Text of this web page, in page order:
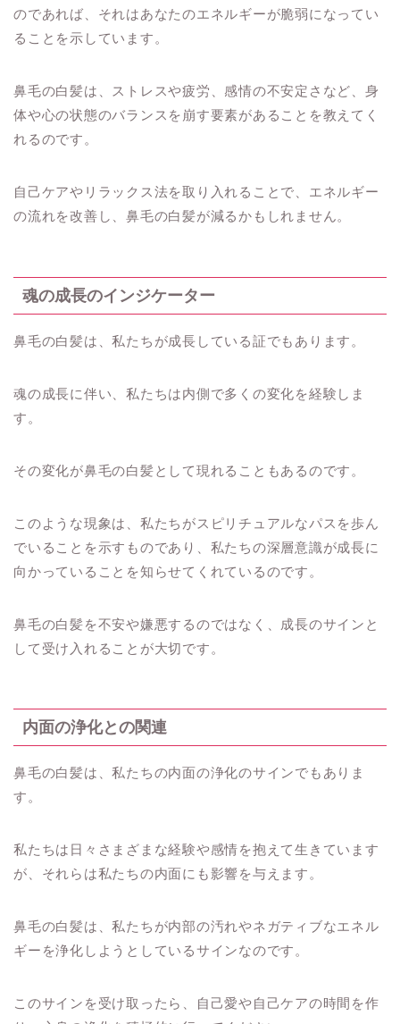
のであれば、それはあなたのエネルギーが脆弱になってい
ることを示しています。
鼻毛の白髪は、ストレスや疲労、感情の不安定さなど、身
体や心の状態のバランスを崩す要素があることを教えてく
れるのです。
自己ケアやリラックス法を取り入れることで、エネルギー
の流れを改善し、鼻毛の白髪が減るかもしれません。
魂の成長のインジケーター
鼻毛の白髪は、私たちが成長している証でもあります。
魂の成長に伴い、私たちは内側で多くの変化を経験しま
す。
その変化が鼻毛の白髪として現れることもあるのです。
このような現象は、私たちがスピリチュアルなパスを歩ん
でいることを示すものであり、私たちの深層意識が成長に
向かっていることを知らせてくれているのです。
鼻毛の白髪を不安や嫌悪するのではなく、成長のサインと
して受け入れることが大切です。
内面の浄化との関連
鼻毛の白髪は、私たちの内面の浄化のサインでもありま
す。
私たちは日々さまざまな経験や感情を抱えて生きています
が、それらは私たちの内面にも影響を与えます。
鼻毛の白髪は、私たちが内部の汚れやネガティブなエネル
ギーを浄化しようとしているサインなのです。
このサインを受け取ったら、自己愛や自己ケアの時間を作